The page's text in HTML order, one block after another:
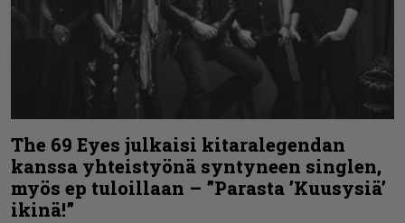
The 69 Eyes julkaisi kitaralegendan
kanssa yhteistyönä syntyneen singlen,
myös ep tuloillaan – ”Parasta ’Kuusysiä’
ikinä!”